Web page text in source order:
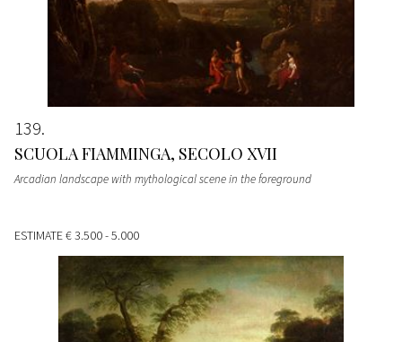
139
SCUOLA FIAMMINGA, SECOLO XVII
Arcadian landscape with mythological scene in the foreground
ESTIMATE€ 3.500 - 5.000